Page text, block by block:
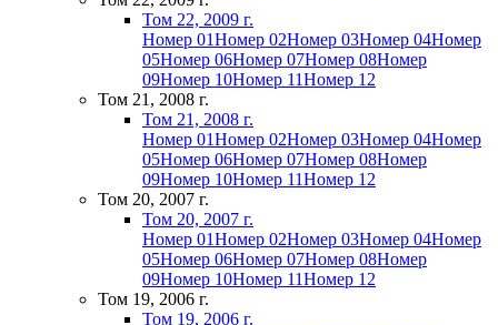
Том 22, 2009 г.
Номер 01Номер 02Номер 03Номер 04Номер
05Номер 06Номер 07Номер 08Номер
09Номер 10Номер 11Номер 12
Том 21, 2008 г.
Том 21, 2008 г.
Номер 01Номер 02Номер 03Номер 04Номер
05Номер 06Номер 07Номер 08Номер
09Номер 10Номер 11Номер 12
Том 20, 2007 г.
Том 20, 2007 г.
Номер 01Номер 02Номер 03Номер 04Номер
05Номер 06Номер 07Номер 08Номер
09Номер 10Номер 11Номер 12
Том 19, 2006 г.
Том 19, 2006 г.